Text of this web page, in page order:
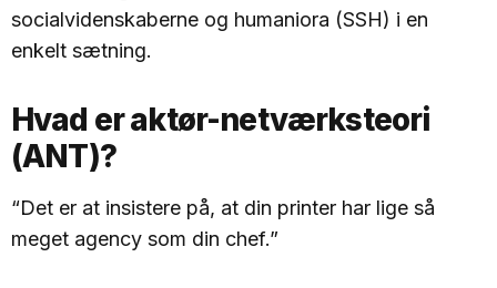
socialvidenskaberne og humaniora (SSH) i en
enkelt sætning.
Hvad er aktør-netværksteori
(ANT)?
“Det er at insistere på, at din printer har lige så
meget agency som din chef.”